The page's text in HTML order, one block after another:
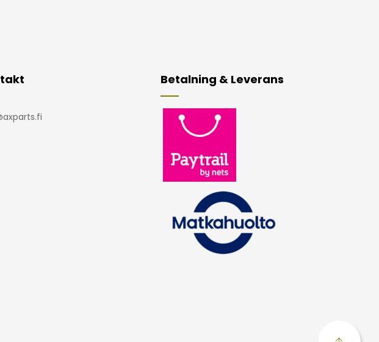
Betalning & Leverans